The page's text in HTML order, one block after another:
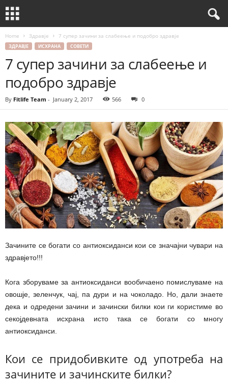
Home Здравје 7 супер зачини за слабеење и подобро здравје
ЗДРАВЈЕ ИСХРАНА СОВЕТИ
7 супер зачини за слабеење и
подобро здравје
By Fitlife Team - January 2, 2017 566 0
Зачините се богати со антиоксиданси кои се значајни чувари на
здравјето!!!
Кога зборуваме за антиоксиданси вообичаено помислуваме на
овошје, зеленчук, чај, па дури и на чоколадо. Но, дали знаете
дека и одредени зачини и зачински билки кои ги користиме во
секојдевната исхрана исто така се богати со многу
антиоксиданси.
Кои се придобивките од употреба на
зачините и зачинските билки?